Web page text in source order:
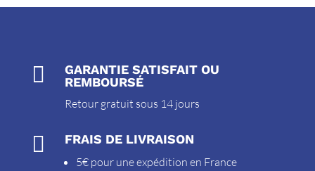

GARANTIE SATISFAIT OU
REMBOURSÉ
Retour gratuit sous 14 jours
 FRAIS DE LIVRAISON
5€ pour une expédition en France